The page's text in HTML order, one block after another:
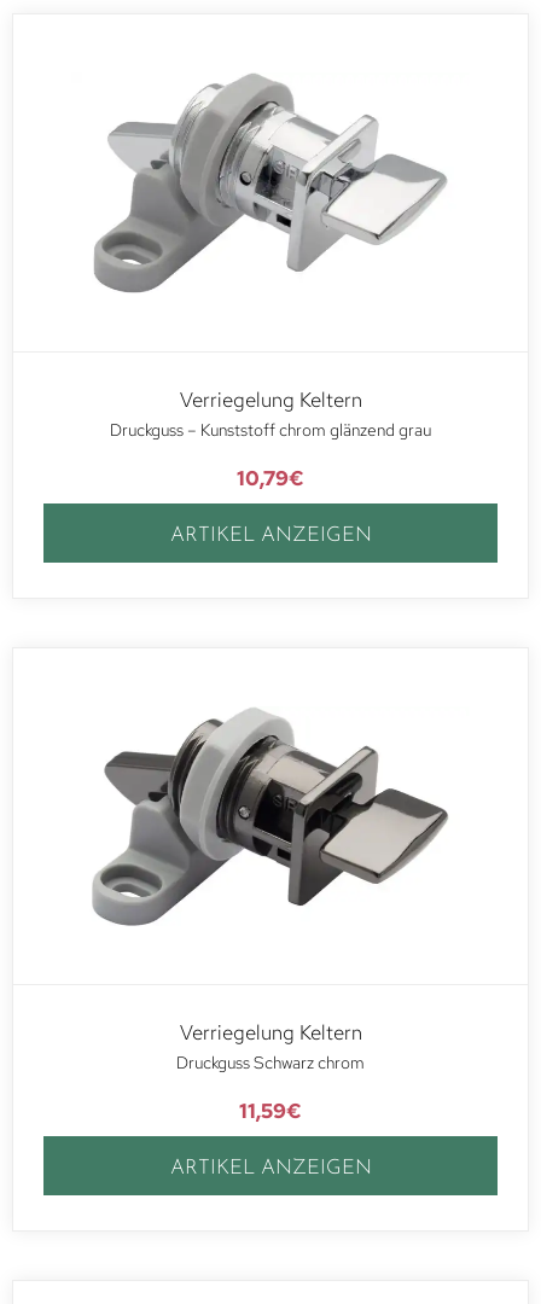
Verriegelung Keltern
Druckguss – Kunststoff chrom glänzend grau
10,79€
ARTIKEL ANZEIGEN
Verriegelung Keltern
Druckguss Schwarz chrom
11,59€
ARTIKEL ANZEIGEN